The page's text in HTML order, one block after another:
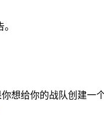
给你的战队创建一